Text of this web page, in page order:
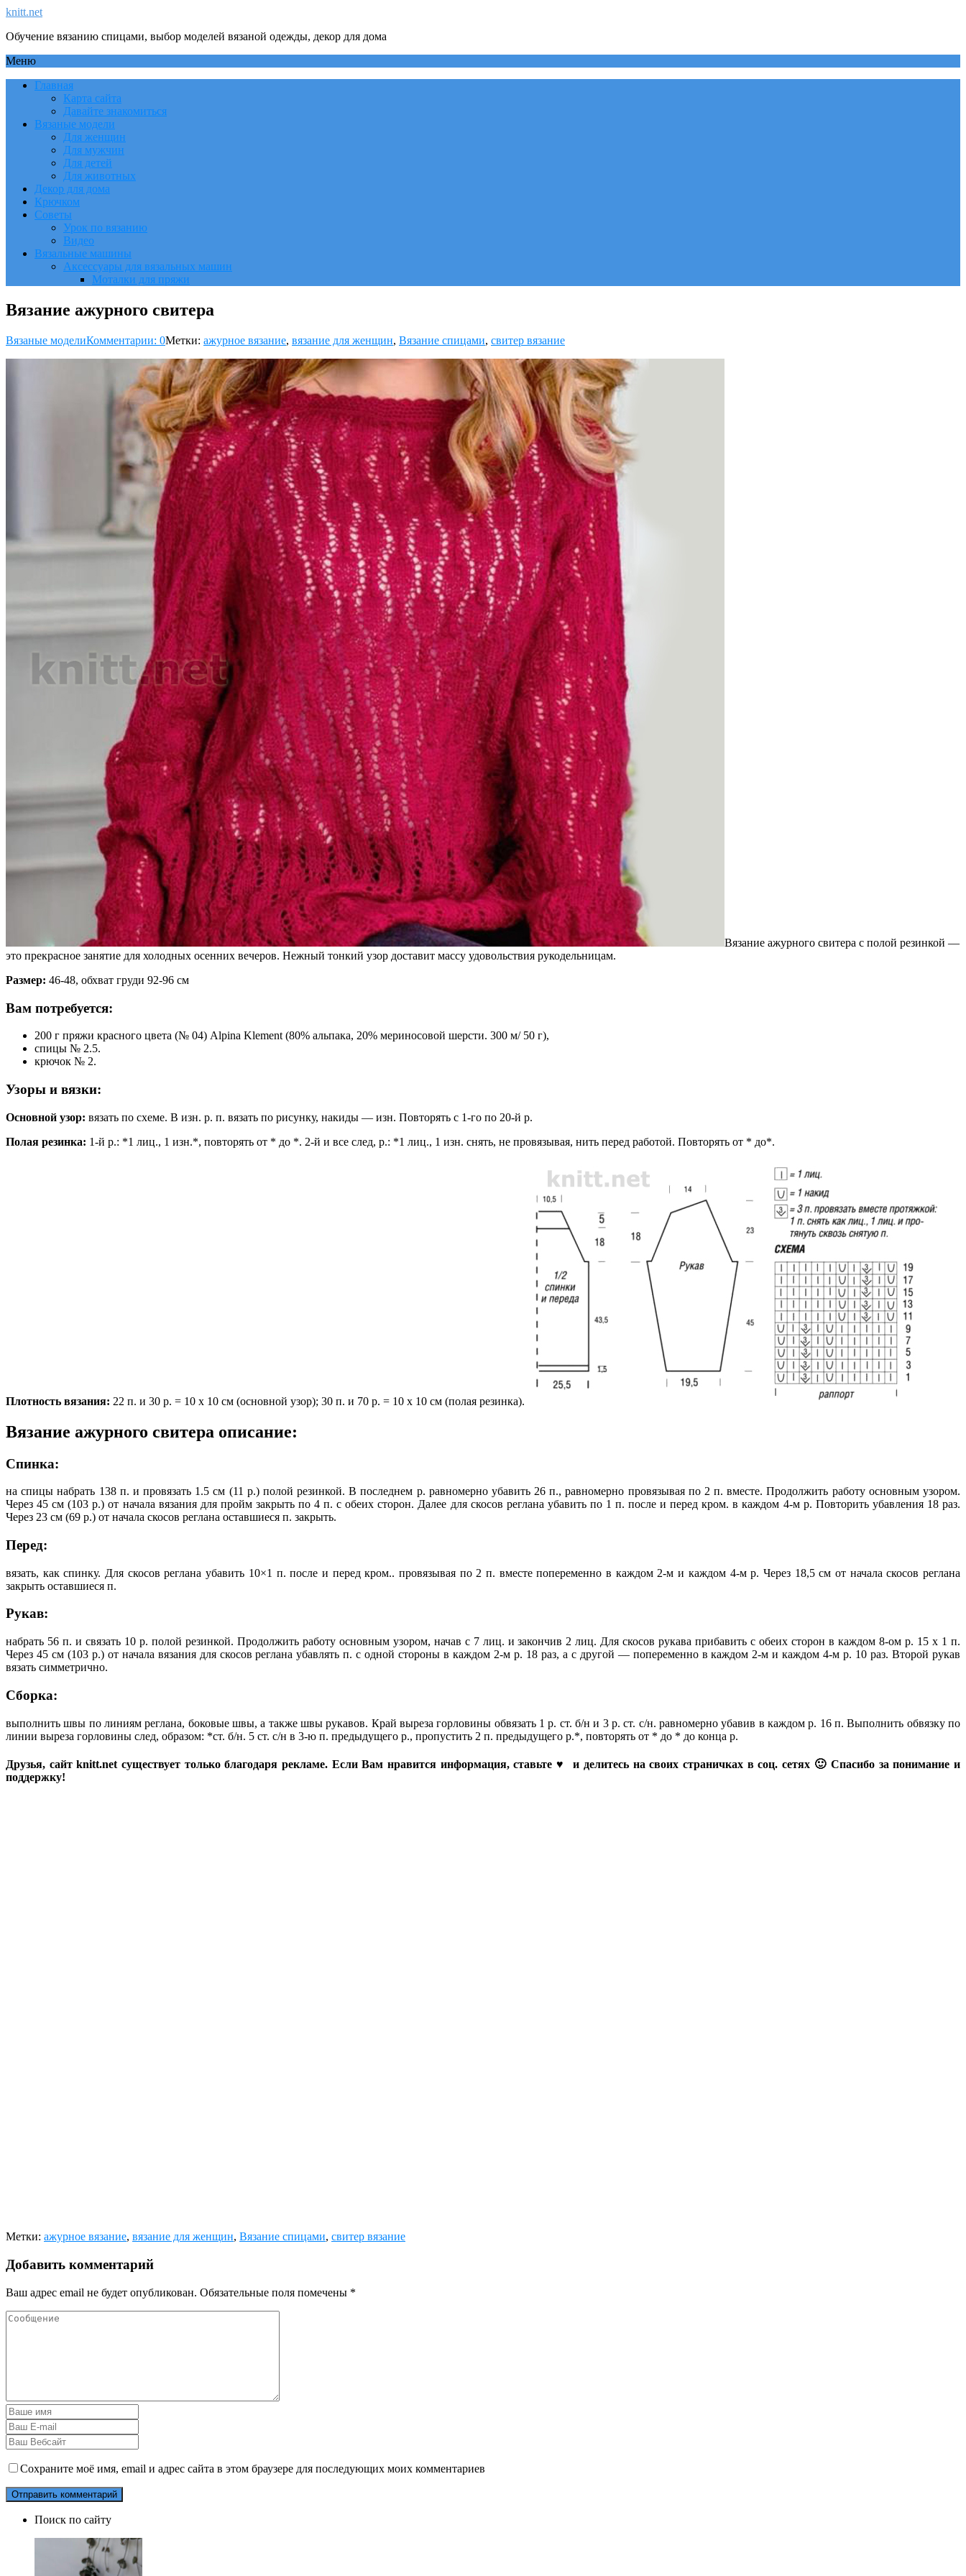
knitt.net
Обучение вязанию спицами, выбор моделей вязаной одежды, декор для дома
Меню
Главная
Карта сайта
Давайте знакомиться
Вязаные модели
Для женщин
Для мужчин
Для детей
Для животных
Декор для дома
Крючком
Советы
Урок по вязанию
Видео
Вязальные машины
Аксессуары для вязальных машин
Моталки для пряжи
Вязание ажурного свитера
Вязаные моделиКомментарии: 0Метки: ажурное вязание, вязание для женщин, Вязание спицами, свитер вязание
Вязание ажурного свитера с полой резинкой —
это прекрасное занятие для холодных осенних вечеров. Нежный тонкий узор доставит массу удовольствия рукодельницам.
Размер: 46-48, обхват груди 92-96 см
Вам потребуется:
200 г пряжи красного цвета (№ 04) Alpina Klement (80% альпака, 20% мериносовой шерсти. 300 м/ 50 г),
спицы № 2.5.
крючок № 2.
Узоры и вязки:
Основной узор: вязать по схеме. В изн. р. п. вязать по рисунку, накиды — изн. Повторять с 1-го по 20-й р.
Полая резинка: 1-й р.: *1 лиц., 1 изн.*, повторять от * до *. 2-й и все след, р.: *1 лиц., 1 изн. снять, не провязывая, нить перед работой. Повторять от * до*.
Плотность вязания: 22 п. и 30 р. = 10 х 10 см (основной узор); 30 п. и 70 р. = 10 х 10 см (полая резинка).
Вязание ажурного свитера описание:
Спинка:
на спицы набрать 138 п. и провязать 1.5 см (11 р.) полой резинкой. В последнем р. равномерно убавить 26 п., равномерно провязывая по 2 п. вместе. Продолжить работу основным узором.
Через 45 см (103 р.) от начала вязания для пройм закрыть по 4 п. с обеих сторон. Далее для скосов реглана убавить по 1 п. после и перед кром. в каждом 4-м р. Повторить убавления 18 раз.
Через 23 см (69 р.) от начала скосов реглана оставшиеся п. закрыть.
Перед:
вязать, как спинку. Для скосов реглана убавить 10×1 п. после и перед кром.. провязывая по 2 п. вместе попеременно в каждом 2-м и каждом 4-м р. Через 18,5 см от начала скосов реглана
закрыть оставшиеся п.
Рукав:
набрать 56 п. и связать 10 р. полой резинкой. Продолжить работу основным узором, начав с 7 лиц. и закончив 2 лиц. Для скосов рукава прибавить с обеих сторон в каждом 8-ом р. 15 х 1 п.
Через 45 см (103 р.) от начала вязания для скосов реглана убавлять п. с одной стороны в каждом 2-м р. 18 раз, а с другой — попеременно в каждом 2-м и каждом 4-м р. 10 раз. Второй рукав
вязать симметрично.
Сборка:
выполнить швы по линиям реглана, боковые швы, а также швы рукавов. Край выреза горловины обвязать 1 р. ст. б/н и 3 р. ст. с/н. равномерно убавив в каждом р. 16 п. Выполнить обвязку по
линии выреза горловины след, образом: *ст. б/н. 5 ст. с/н в 3-ю п. предыдущего р., пропустить 2 п. предыдущего р.*, повторять от * до * до конца р.
Друзья, сайт knitt.net существует только благодаря рекламе. Если Вам нравится информация, ставьте ♥ и делитесь на своих страничках в соц. сетях 🙂 Спасибо за понимание и
поддержку!
Метки: ажурное вязание, вязание для женщин, Вязание спицами, свитер вязание
Добавить комментарий
Ваш адрес email не будет опубликован. Обязательные поля помечены *
Сохраните моё имя, email и адрес сайта в этом браузере для последующих моих комментариев
Поиск по сайту